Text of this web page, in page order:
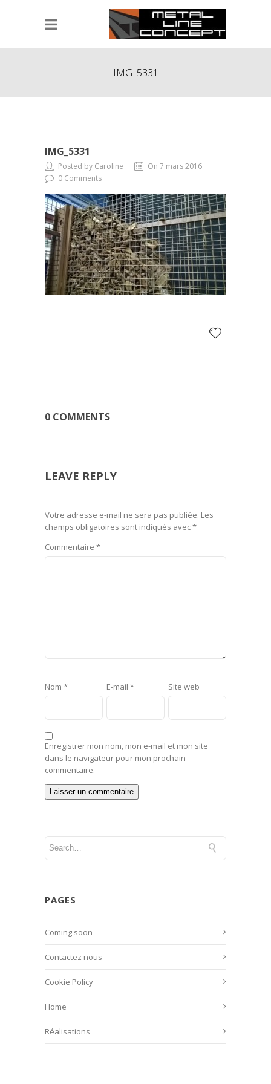
IMG_5331
IMG_5331
Posted by Caroline
On 7 mars 2016
0 Comments
0 COMMENTS
LEAVE REPLY
Votre adresse e-mail ne sera pas publiée. Les
champs obligatoires sont indiqués avec*
Commentaire *
Nom * E-mail * Site web
Enregistrer mon nom, mon e-mail et mon site
dans le navigateur pour mon prochain
commentaire.
PAGES
Coming soon
Contactez nous
Cookie Policy
Home
Réalisations